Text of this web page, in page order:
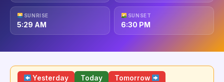
SUNRISE
5:29 AM
SUNSET
6:30 PM
Yesterday Today Tomorrow